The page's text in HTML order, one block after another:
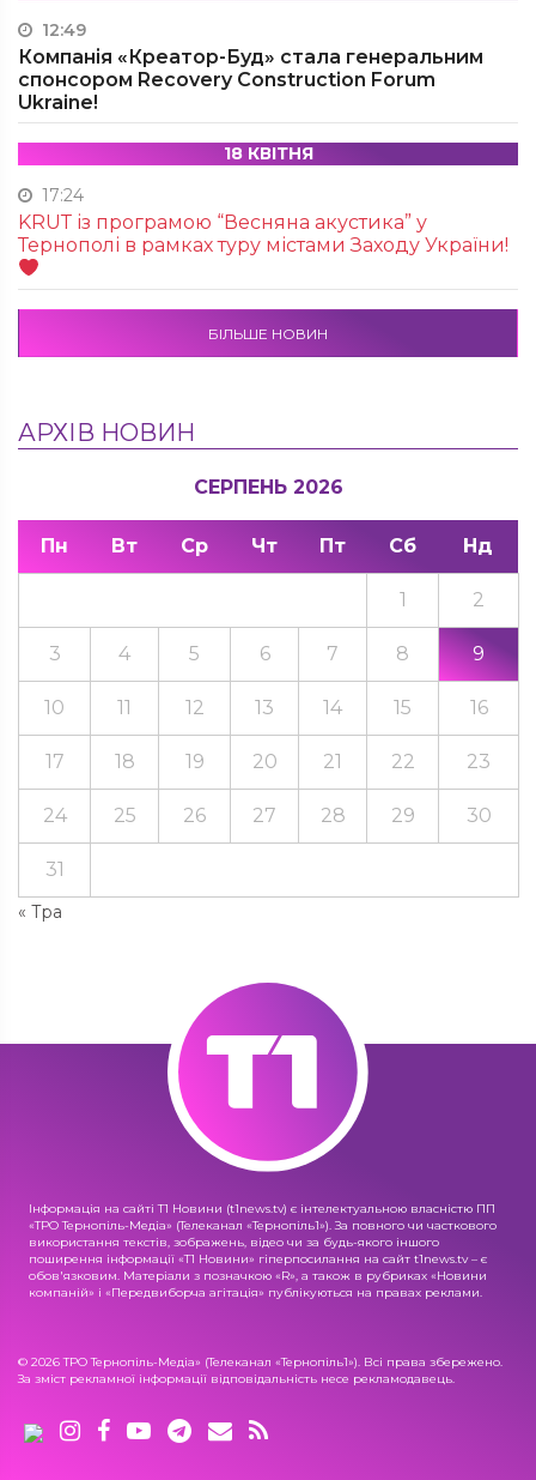
12:49
Компанія «Креатор-Буд» стала генеральним
спонсором Recovery Construction Forum
Ukraine!
18 КВІТНЯ
17:24
KRUТ із програмою “Весняна акустика” у
Тернополі в рамках туру містами Заходу України!
БІЛЬШЕ НОВИН
АРХІВ НОВИН
СЕРПЕНЬ 2026
Пн Вт Ср Чт Пт Сб Нд
« Тра
1 2
3 4 5 6 7 8 9
10 11 12 13 14 15 16
17 18 19 20 21 22 23
24 25 26 27 28 29 30
31
Інформація на сайті Т1 Новини (t1news.tv) є інтелектуальною власністю ПП
«ТРО Тернопіль-Медіа» (Телеканал «Тернопіль1»). За повного чи часткового
використання текстів, зображень, відео чи за будь-якого іншого
поширення інформації «Т1 Новини» гіперпосилання на сайт t1news.tv – є
обов'язковим. Матеріали з позначкою «R», а також в рубриках «Новини
компаній» і «Передвиборча агітація» публікуються на правах реклами.
© 2026 ТРО Тернопіль-Медіа» (Телеканал «Тернопіль1»). Всі права збережено.
За зміст рекламної інформації відповідальність несе рекламодавець.